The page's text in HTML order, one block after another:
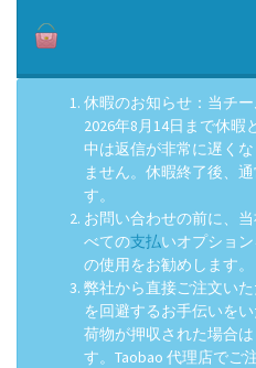
休暇のお知らせ：当チ
2026年8月14日まで休暇
中は返信が非常に遅く
ません。休暇終了後、
す。
お問い合わせの前に、
べての支払いオプション
の使用をお勧めします。
弊社から直接ご注文い
を回避するお手伝いを
荷物が押収された場合
す。Taobao 代理店でご